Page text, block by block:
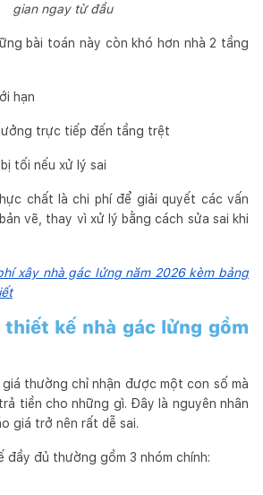
gian ngay từ đầu
bài toán này còn khó hơn nhà 2 tầng
hạn
trực tiếp đến tầng trệt
tối nếu xử lý sai
chất là chi phí để giải quyết các vấn
vẽ, thay vì xử lý bằng cách sửa sai khi
xây nhà gác lửng năm 2026 kèm bảng
kế nhà gác lửng gồm
giá thường chỉ nhận được một con số mà
tiền cho những gì. Đây là nguyên nhân
giá trở nên rất dễ sai.
đầy đủ thường gồm 3 nhóm chính: